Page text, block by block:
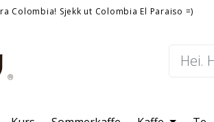
Colombia! Sjekk ut Colombia El Paraiso =)